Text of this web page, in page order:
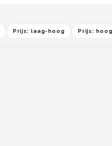
Prijs: laag-hoog Prijs: